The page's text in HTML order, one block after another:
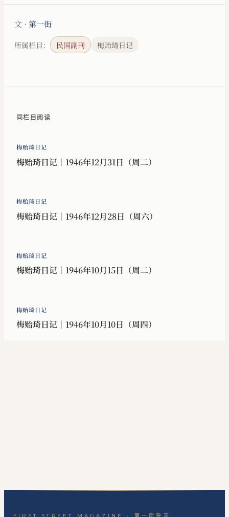
文 · 第一街
所属栏目： 民国副刊 梅贻琦日记
同栏目阅读
梅贻琦日记
梅贻琦日记｜1946年12月31日（周二）
梅贻琦日记
梅贻琦日记｜1946年12月28日（周六）
梅贻琦日记
梅贻琦日记｜1946年10月15日（周二）
梅贻琦日记
梅贻琦日记｜1946年10月10日（周四）